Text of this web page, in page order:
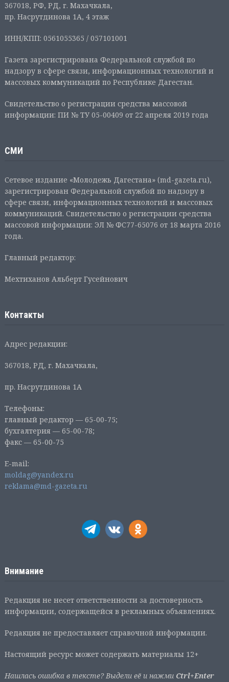
367018, РФ, РД, г. Махачкала,
пр. Насрутдинова 1А, 4 этаж
ИНН/КПП: 0561055365 / 057101001
Газета зарегистрирована Федеральной службой по
надзору в сфере связи, информационных технологий и
массовых коммуникаций по Республике Дагестан.
Свидетельство о регистрации средства массовой
информации: ПИ № ТУ 05-00409 от 22 апреля 2019 года
СМИ
Сетевое издание «Молодежь Дагестана» (md-gazeta.ru),
зарегистрирован Федеральной службой по надзору в
сфере связи, информационных технологий и массовых
коммуникаций. Свидетельство о регистрации средства
массовой информации: ЭЛ № ФС77-65076 от 18 марта 2016
года.
Главный редактор:
Мехтиханов Альберт Гусейнович
Контакты
Адрес редакции:
367018, РД, г. Махачкала,
пр. Насрутдинова 1А
Телефоны:
главный редактор — 65-00-75;
бухгалтерия — 65-00-78;
факс — 65-00-75
E-mail:
moldag@yandex.ru
reklama@md-gazeta.ru
Внимание
Редакция не несет ответственности за достоверность
информации, содержащейся в рекламных объявлениях.
Редакция не предоставляет справочной информации.
Настоящий ресурс может содержать материалы 12+
Нашлась ошибка в тексте? Выдели её и нажми Ctrl+Enter